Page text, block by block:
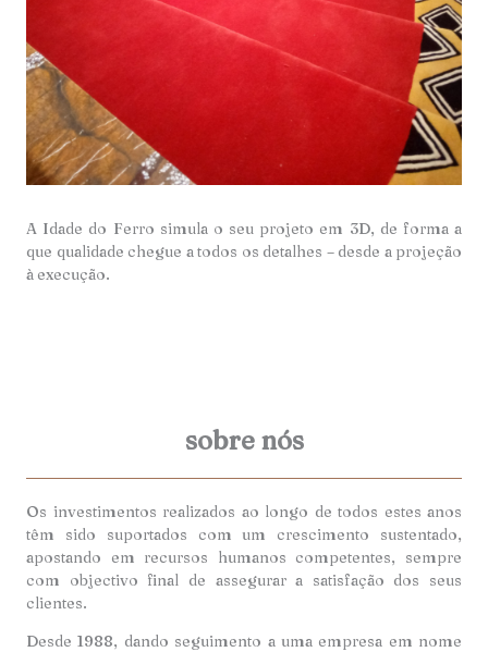
A Idade do Ferro simula o seu projeto em 3D, de forma a
que qualidade chegue a todos os detalhes – desde a projeção
à execução.
sobre nós
Os investimentos realizados ao longo de todos estes anos
têm sido suportados com um crescimento sustentado,
apostando em recursos humanos competentes, sempre
com objectivo final de assegurar a satisfação dos seus
clientes.
Desde 1988, dando seguimento a uma empresa em nome